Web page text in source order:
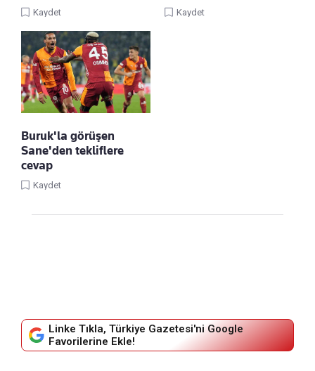
Kaydet Kaydet
Buruk'la görüşen
Sane'den tekliflere
cevap
Kaydet
Linke Tıkla, Türkiye Gazetesi'ni Google
Favorilerine Ekle!